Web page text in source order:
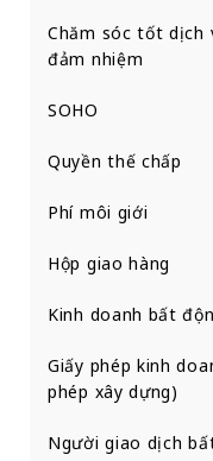
Chăm sóc tốt dịch
đảm nhiệm
SOHO
Quyền thế chấp
Phí môi giới
Hộp giao hàng
Kinh doanh bất
Giấy phép kinh
phép xây dựng)
Người giao dịch